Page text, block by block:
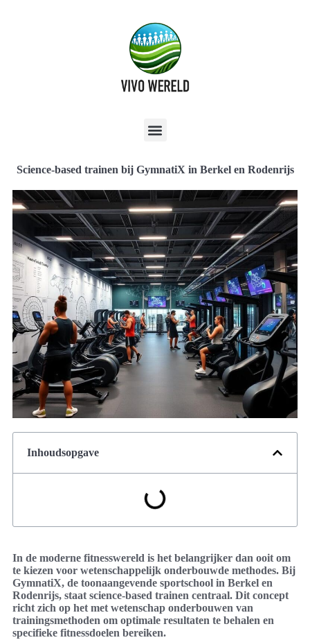
Science-based trainen bij GymnatiX in Berkel en Rodenrijs
Inhoudsopgave
In de moderne fitnesswereld is het belangrijker dan ooit om
te kiezen voor wetenschappelijk onderbouwde methodes. Bij
GymnatiX, de toonaangevende sportschool in Berkel en
Rodenrijs, staat science-based trainen centraal. Dit concept
richt zich op het met wetenschap onderbouwen van
trainingsmethoden om optimale resultaten te behalen en
specifieke fitnessdoelen bereiken.